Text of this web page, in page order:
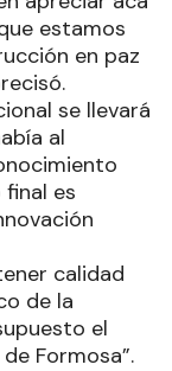
estamos
en paz
se llevará
al
es
calidad
de la
el
Formosa”.